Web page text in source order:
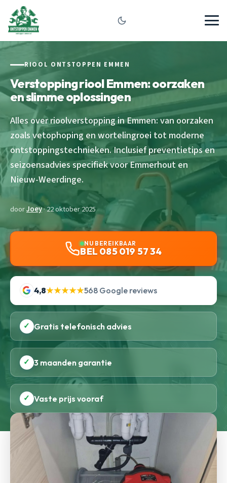
RIOOL ONTSTOPPEN EMMEN
Verstopping riool Emmen: oorzaken
en slimme oplossingen
Alles over rioolverstopping in Emmen: van oorzaken
zoals vetophoping en wortelingroei tot moderne
ontstoppingstechnieken. Inclusief preventietips en
seizoensadvies specifiek voor Emmerhout en
Nieuw-Weerdinge.
doorJoey· 22 oktober 2025
NU BEREIKBAAR
BEL 085 019 57 34
4,8★★★★★568 Google reviews
✓ Gratis telefonisch advies
✓ 3 maanden garantie
✓ Vaste prijs vooraf